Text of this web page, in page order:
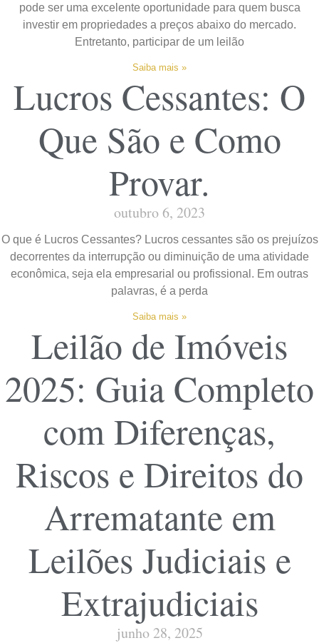
pode ser uma excelente oportunidade para quem busca
investir em propriedades a preços abaixo do mercado.
Entretanto, participar de um leilão
Saiba mais »
Lucros Cessantes: O
Que São e Como
Provar.
outubro 6, 2023
O que é Lucros Cessantes? Lucros cessantes são os prejuízos
decorrentes da interrupção ou diminuição de uma atividade
econômica, seja ela empresarial ou profissional. Em outras
palavras, é a perda
Saiba mais »
Leilão de Imóveis
2025: Guia Completo
com Diferenças,
Riscos e Direitos do
Arrematante em
Leilões Judiciais e
Extrajudiciais
junho 28, 2025